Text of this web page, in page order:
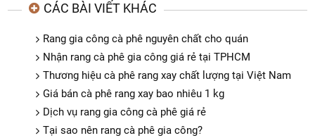
CÁC BÀI VIẾT KHÁC
Rang gia công cà phê nguyên chất cho quán
Nhận rang cà phê gia công giá rẻ tại TPHCM
Thương hiệu cà phê rang xay chất lượng tại Việt Nam
Giá bán cà phê rang xay bao nhiêu 1 kg
Dịch vụ rang gia công cà phê giá rẻ
Tại sao nên rang cà phê gia công?